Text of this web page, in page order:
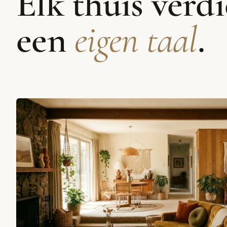
een eigen taal.